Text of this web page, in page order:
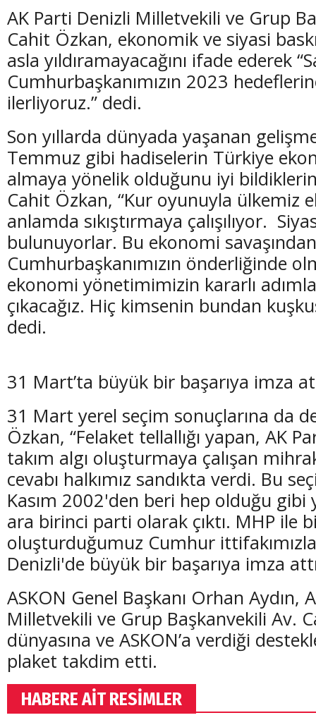
AK Parti Denizli Milletvekili ve Grup
Cahit Özkan, ekonomik ve siyasi
asla yıldıramayacağını ifade ederek
Cumhurbaşkanımızın 2023
ilerliyoruz.” dedi.
Son yıllarda dünyada yaşanan
Temmuz gibi hadiselerin Türkiye
almaya yönelik olduğunu iyi
Cahit Özkan, “Kur oyunuyla ülkemiz
anlamda sıkıştırmaya çalışılıyor.
bulunuyorlar. Bu ekonomi
Cumhurbaşkanımızın önderliğinde
ekonomi yönetimimizin kararlı
çıkacağız. Hiç kimsenin bundan
dedi.
31 Mart’ta büyük bir başarıya imza
31 Mart yerel seçim sonuçlarına da
Özkan, “Felaket tellallığı yapan, AK
takım algı oluşturmaya çalışan
cevabı halkımız sandıkta verdi. Bu
Kasım 2002'den beri hep olduğu gibi
ara birinci parti olarak çıktı. MHP ile
oluşturduğumuz Cumhur
Denizli'de büyük bir başarıya imza
ASKON Genel Başkanı Orhan Aydın,
Milletvekili ve Grup Başkanvekili Av.
dünyasına ve ASKON’a verdiği
plaket takdim etti.
HABERE AİT RESİMLER